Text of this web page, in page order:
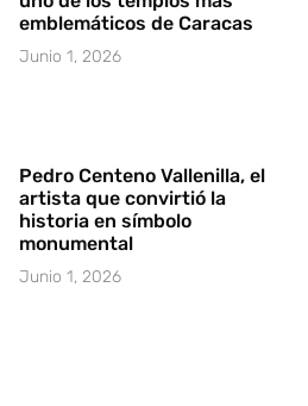
emblemáticos de Caracas
Junio 1, 2026
Pedro Centeno Vallenilla, el
artista que convirtió la
historia en símbolo
monumental
Junio 1, 2026